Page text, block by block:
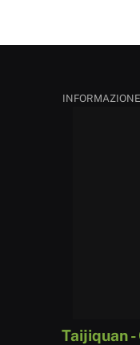
Taijiquan -